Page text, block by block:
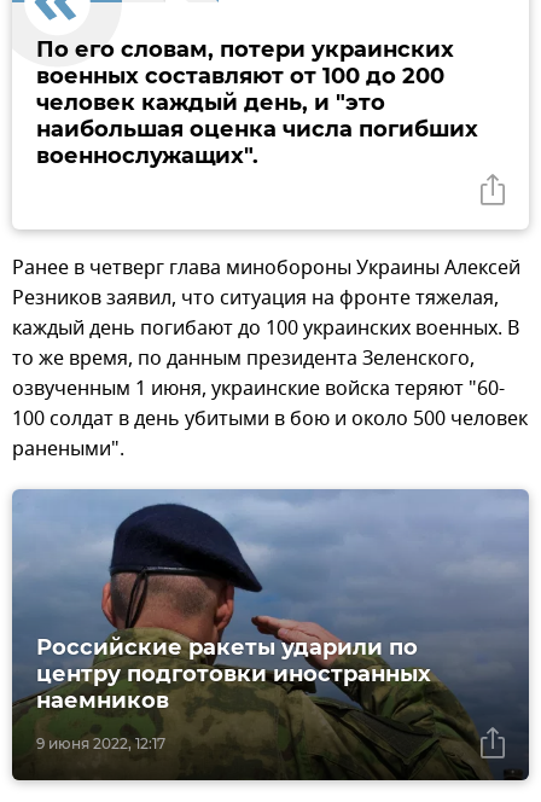
По его словам, потери украинских
военных составляют от 100 до 200
человек каждый день, и "это
наибольшая оценка числа погибших
военнослужащих".
Ранее в четверг глава минобороны Украины Алексей
Резников заявил, что ситуация на фронте тяжелая,
каждый день погибают до 100 украинских военных. В
то же время, по данным президента Зеленского,
озвученным 1 июня, украинские войска теряют "60-
100 солдат в день убитыми в бою и около 500 человек
ранеными".
9 июня 2022, 12:17
Российские ракеты ударили по
центру подготовки иностранных
наемников